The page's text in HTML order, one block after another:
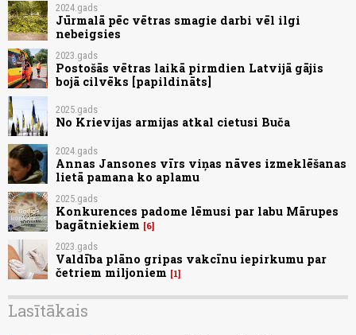
2024.gads
Jūrmalā pēc vētras smagie darbi vēl ilgi
nebeigsies
2023.gads
Postošās vētras laikā pirmdien Latvijā gājis
bojā cilvēks [papildināts]
2025.gads
No Krievijas armijas atkal cietusi Buča
2024.gads
Annas Jansones vīrs viņas nāves izmeklēšanas
lietā pamana ko aplamu
2025.gads
Konkurences padome lēmusi par labu Mārupes
bagātniekiem
6
2023.gads
Valdība plāno gripas vakcīnu iepirkumu par
četriem miljoniem
1
Lasītākais